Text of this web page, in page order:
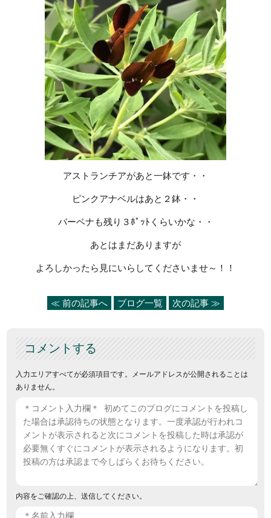
アストランチアがあと一鉢です・・
ピンクアナベルはあと２鉢・・
バーベナも残り３ﾎﾟｯﾄくらいかな・・
あとはまだありますが
よろしかったら見にいらしてくださいませ～！！
≪ 前の記事へ ブログ一覧 次の記事 ≫
コメントする
入力エリアすべてが必須項目です。メールアドレスが公開されることは
ありません。
内容をご確認の上、送信してください。